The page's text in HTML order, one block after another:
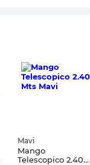
Mavi
Mango
Telescopico 2.40